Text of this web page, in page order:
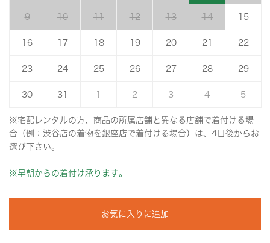
9 10 11 12 13 14 15
16 17 18 19 20 21 22
23 24 25 26 27 28 29
30 31 2 3 4 5
※宅配レンタルの方、商品の所属店舗と異なる店舗で着付ける場
合（例：渋谷店の着物を銀座店で着付ける場合）は、4日後からお
選び下さい。
※早朝からの着付け承ります。
お気に入りに追加